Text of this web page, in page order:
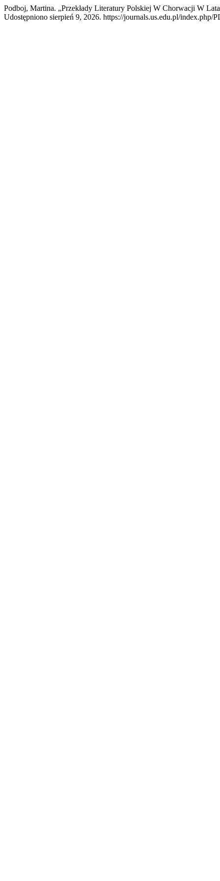
Podboj, Martina. „Przekłady Literatury Polskiej W Chorwacji W
Udostępniono sierpień 9, 2026. https://journals.us.edu.pl/index.php/